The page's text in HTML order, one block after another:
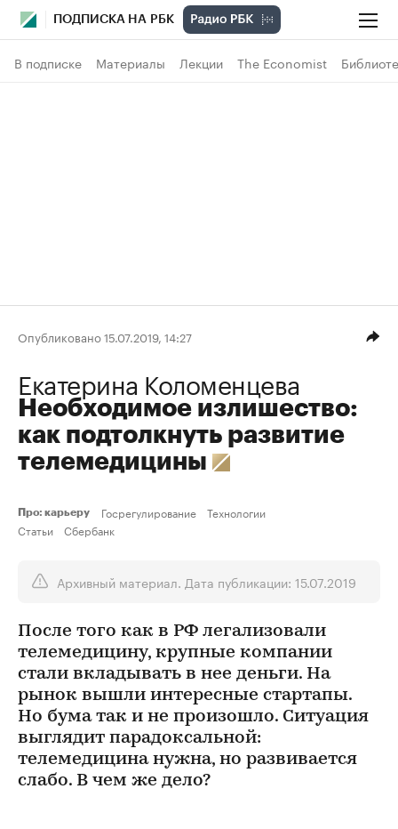
ПОДПИСКА НА РБК
В подписке Материалы Лекции The Economist
Опубликовано 15.07.2019, 14:27
Екатерина Коломенцева
Необходимое излишество:
как подтолкнуть развитие
телемедицины
Про: карьеру Госрегулирование
Технологии
Статьи
Сбербанк
Архивный материал. Дата публикации: 15.07.2019
После того как в РФ легализовали
телемедицину, крупные компании
стали вкладывать в нее деньги. На
рынок вышли интересные стартапы.
Но бума так и не произошло. Ситуация
выглядит парадоксальной:
телемедицина нужна, но развивается
слабо. В чем же дело?